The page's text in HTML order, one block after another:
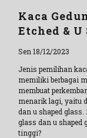
Kaca
Etched & U
Sen 18/12/2023
Jenis pemilihan
memiliki berbagai
membuat
menarik lagi, yaitu
dan u shaped
glass dan u shaped
tinggi?